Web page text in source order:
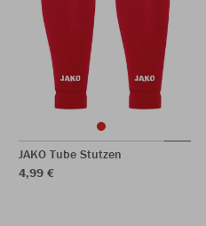
JAKO Tube Stutzen
4,99 €